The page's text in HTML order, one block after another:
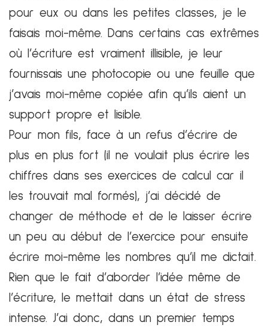
pour eux ou dans les petites classes, je le
faisais moi-même. Dans certains cas extrêmes
où l’écriture est vraiment illisible, je leur
fournissais une photocopie ou une feuille que
j’avais moi-même copiée afin qu’ils aient un
support propre et lisible.
Pour mon fils, face à un refus d’écrire de
plus en plus fort (il ne voulait plus écrire les
chiffres dans ses exercices de calcul car il
les trouvait mal formés), j’ai décidé de
changer de méthode et de le laisser écrire
un peu au début de l’exercice pour ensuite
écrire moi-même les nombres qu’il me dictait.
Rien que le fait d’aborder l’idée même de
l’écriture, le mettait dans un état de stress
intense. J’ai donc, dans un premier temps